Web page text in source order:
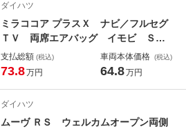
ダイハツ
ミラココア プラスＸ ナビ／フルセグ
ＴＶ 両席エアバッグ イモビ ＳＤ
ナビゲーション 格納ミラー パワー
ウインド キーレススタート ヘッド
パワステ 衝突安全ボディ ＡＢＳ
支払総額 (税込)
73.8万円
車両本体価格 (税込)
64.8万円
ダイハツ
ムーヴ ＲＳ ウェルカムオープン両側